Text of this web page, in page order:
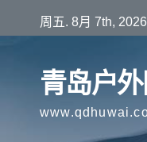
至
周五. 8月 7th, 2026
青岛户外